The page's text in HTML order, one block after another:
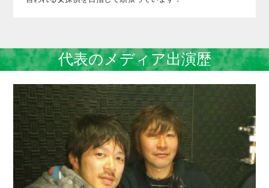
代表のメディア出演歴